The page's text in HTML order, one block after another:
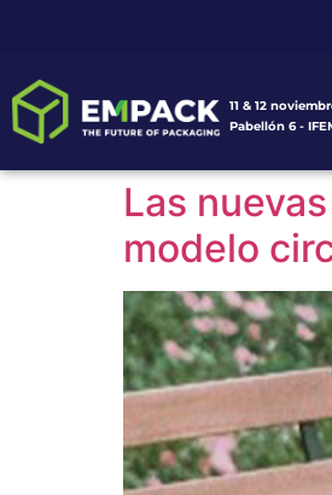
11 & 12
Pabellón 6 -
Las
modelo